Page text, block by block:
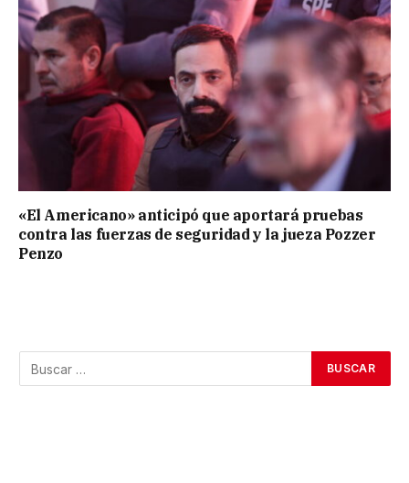
«El Americano» anticipó que aportará pruebas
contra las fuerzas de seguridad y la jueza Pozzer
Penzo